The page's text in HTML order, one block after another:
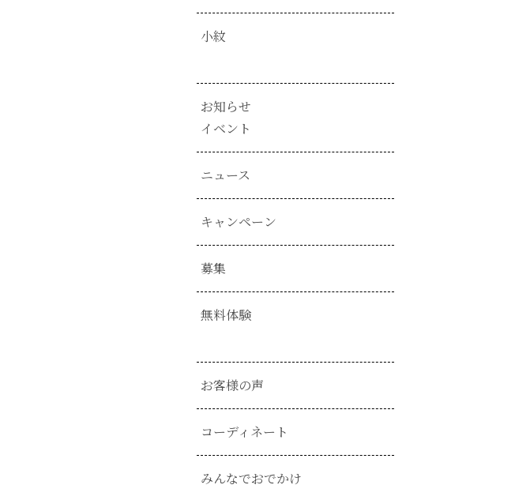
小紋
お知らせ
イベント
ニュース
キャンペーン
募集
無料体験
お客様の声
コーディネート
みんなでおでかけ